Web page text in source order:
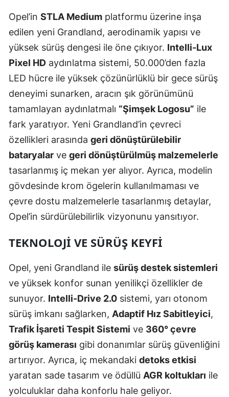
Opel’in STLA Medium platformu üzerine inşa
edilen yeni Grandland, aerodinamik yapısı ve
yüksek sürüş dengesi ile öne çıkıyor. Intelli-Lux
Pixel HD aydınlatma sistemi, 50.000’den fazla
LED hücre ile yüksek çözünürlüklü bir gece sürüş
deneyimi sunarken, aracın şık görünümünü
tamamlayan aydınlatmalı “Şimşek Logosu” ile
fark yaratıyor. Yeni Grandland’in çevreci
özellikleri arasında geri dönüştürülebilir
bataryalar ve geri dönüştürülmüş malzemelerle
tasarlanmış iç mekan yer alıyor. Ayrıca, modelin
gövdesinde krom ögelerin kullanılmaması ve
çevre dostu malzemelerle tasarlanmış detaylar,
Opel’in sürdürülebilirlik vizyonunu yansıtıyor.
TEKNOLOJİ VE SÜRÜŞ KEYFİ
Opel, yeni Grandland ile sürüş destek sistemleri
ve yüksek konfor sunan yenilikçi özellikler de
sunuyor. Intelli-Drive 2.0 sistemi, yarı otonom
sürüş imkanı sağlarken, Adaptif Hız Sabitleyici,
Trafik İşareti Tespit Sistemi ve 360° çevre
görüş kamerası gibi donanımlar sürüş güvenliğini
artırıyor. Ayrıca, iç mekandaki detoks etkisi
yaratan sade tasarım ve ödüllü AGR koltukları ile
yolculuklar daha konforlu hale geliyor.